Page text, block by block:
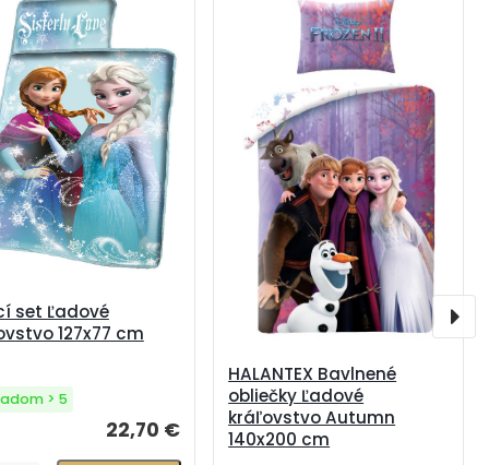
set Ľadové
127x77 cm
22,70 €
> 5
HALANTEX Bavlnené
obliečky Ľadové
kráľovstvo Autumn
140x200 cm